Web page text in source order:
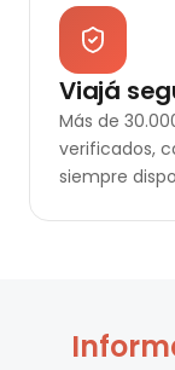
Viajá
Más de
verificados,
siempre